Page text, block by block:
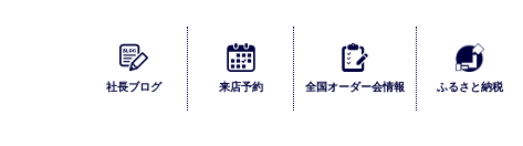
ふるさとチョイス
社長ブログ 来店予約 全国オーダー会情報 ふるさと納税